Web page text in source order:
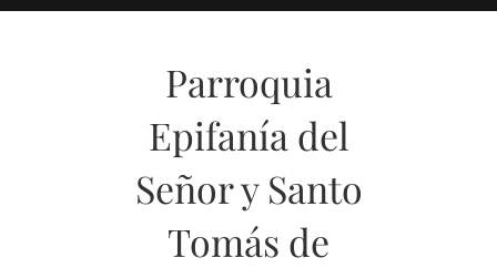
Saltar
Parroquia
Epifanía del
Señor y Santo
Tomás de